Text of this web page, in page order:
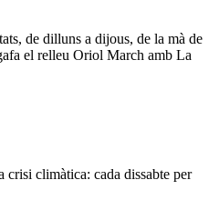
de dilluns a dijous, de la mà de
el relleu Oriol March amb La
climàtica: cada dissabte per